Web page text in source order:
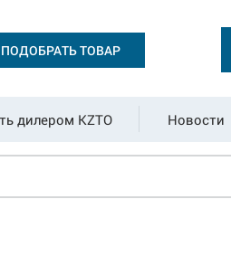
ПОДОБРАТЬ ТОВАР
дилером KZTO Новости